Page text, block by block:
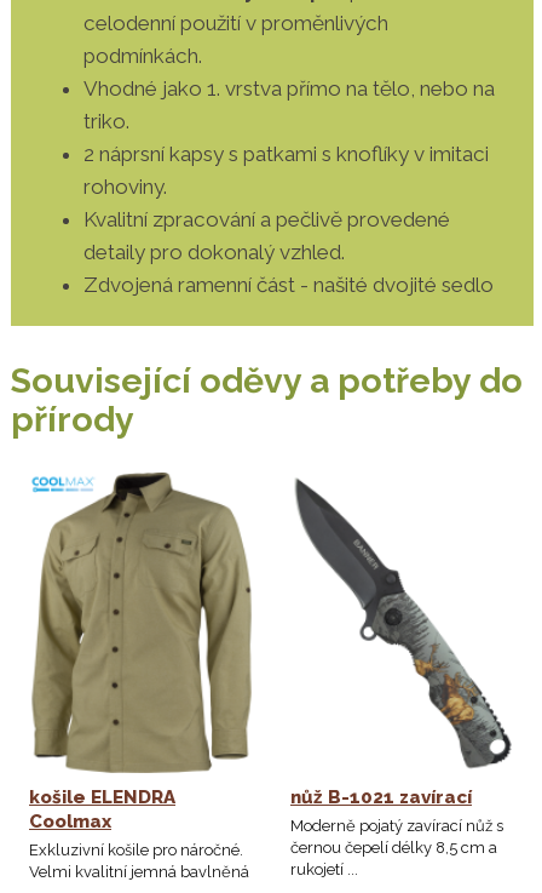
celodenní použití v proměnlivých
podmínkách.
Vhodné jako 1. vrstva přímo na tělo, nebo na
triko.
2 náprsní kapsy s patkami s knoflíky v imitaci
rohoviny.
Kvalitní zpracování a pečlivě provedené
detaily pro dokonalý vzhled.
Zdvojená ramenní část - našité dvojité sedlo
Související oděvy a potřeby do
přírody
košile ELENDRA
Coolmax
Exkluzivní košile pro náročné.
Velmi kvalitní jemná bavlněná
nůž B-1021 zavírací
Moderně pojatý zavírací nůž s
černou čepelí délky 8,5 cm a
rukojetí ...